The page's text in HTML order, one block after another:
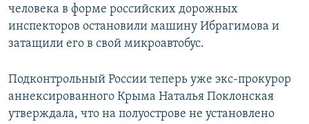
человека в форме российских дорожных
инспекторов остановили машину Ибрагимова и
затащили его в свой микроавтобус.
Подконтрольный России теперь уже экс-прокурор
аннексированного Крыма Наталья Поклонская
утверждала, что на полуострове не установлено